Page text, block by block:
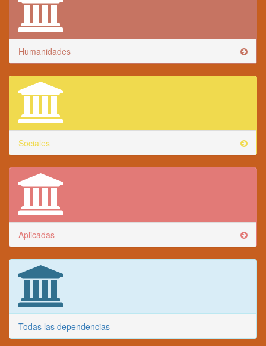
Humanidades
Sociales
Aplicadas
Todas las dependencias